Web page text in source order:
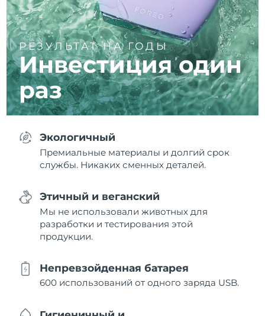
РЕЗУЛЬТАТ НА ГОДЫ
Инвестиция один
раз
Экологичный
Премиальные материалы и долгий срок
службы. Никаких сменных деталей.
Этичный и веганский
Мы не использовали животных для
разработки и тестирования этой
продукции.
Непревзойденная батарея
600 использований от одного заряда USB.